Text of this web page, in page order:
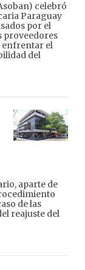
celebró
Paraguay
por el
proveedores
enfrentar el
del
aparte de
de las
reajuste del